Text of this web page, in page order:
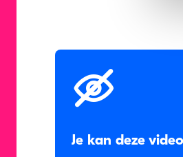
Je kan deze